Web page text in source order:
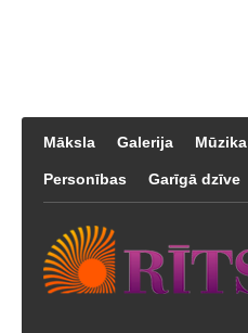
Māksla Galerija Mūzika
Personības Garīgā dzīve